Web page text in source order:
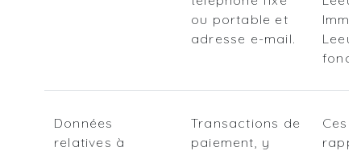
ou portable et
adresse e-mail.
Données
relatives à
Transactions de
paiement, y
Ces